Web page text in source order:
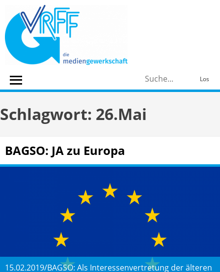
content
Los
Schlagwort: 26.Mai
BAGSO: JA zu Europa
15.02.2019/BAGSO: Als Interessenvertretung der älteren